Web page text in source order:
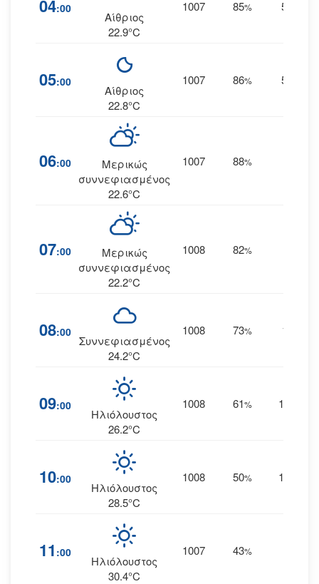
04:00
Αίθριος
22.9°C
1007 85% 5
05:00
Αίθριος
22.8°C
1007 86% 5
06:00
Μερικώς
συννεφιασμένος
22.6°C
1007 88%
07:00
Μερικώς
συννεφιασμένος
22.2°C
1008 82%
08:00
Συννεφιασμένος
24.2°C
1008 73% 11
09:00
Ηλιόλουστος
26.2°C
1008 61% 12
10:00
Ηλιόλουστος
28.5°C
1008 50% 13
11 :00
Ηλιόλουστος
30.4°C
1007 43%